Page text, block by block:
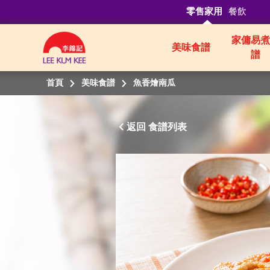
零售家用 餐飲
美味食譜
家傭易
譜
首頁 美味食譜 魚香燴南瓜
返回